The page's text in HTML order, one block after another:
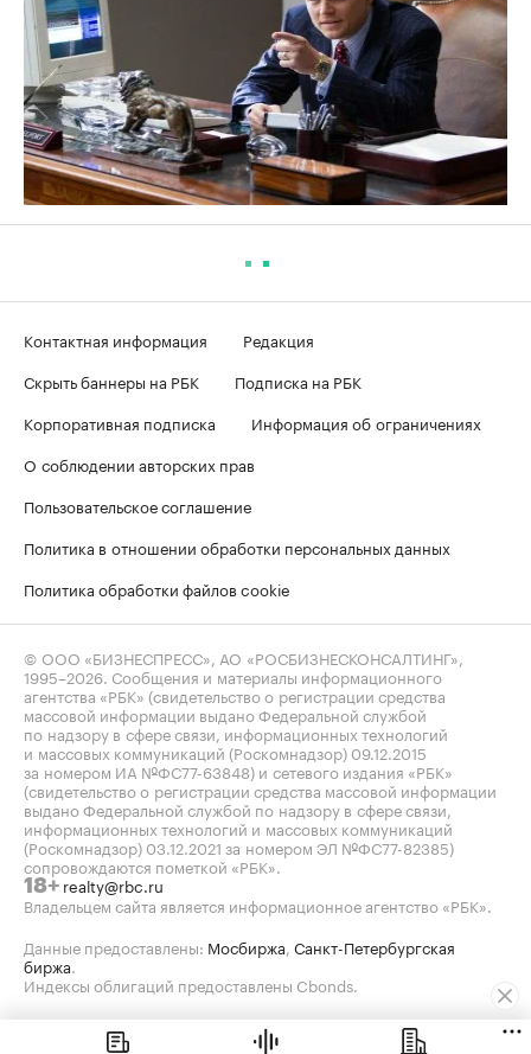
Контактная информация
Редакция
Скрыть баннеры на РБК
Подписка на РБК
Корпоративная подписка
Информация об ограничениях
О соблюдении авторских прав
Пользовательское соглашение
Политика в отношении обработки персональных данных
Политика обработки файлов cookie
© ООО «БИЗНЕСПРЕСС», АО «РОСБИЗНЕСКОНСАЛТИНГ»,
1995–2026. Сообщения и материалы информационного
агентства «РБК» (свидетельство о регистрации средства
массовой информации выдано Федеральной службой
по надзору в сфере связи, информационных технологий
и массовых коммуникаций (Роскомнадзор) 09.12.2015
за номером ИА №ФС77-63848) и сетевого издания «РБК»
(свидетельство о регистрации средства массовой информации
выдано Федеральной службой по надзору в сфере связи,
информационных технологий и массовых коммуникаций
(Роскомнадзор) 03.12.2021 за номером ЭЛ №ФС77-82385)
сопровождаются пометкой «РБК».
18+ realty@rbc.ru
Владельцем сайта является информационное агентство «РБК».
Данные предоставлены: Мосбиржа, Санкт-Петербургская
биржа.
Индексы облигаций предоставлены Cbonds.